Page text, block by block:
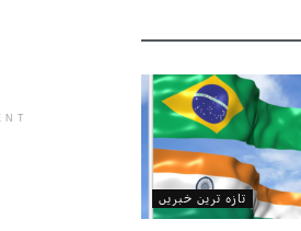
تازہ ترین خبریں